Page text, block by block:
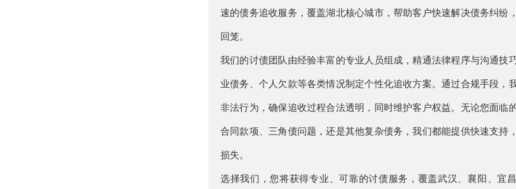
速的债务追收服务，覆盖湖北核心城市，帮助客户快速解决债务纠纷
回笼。
我们的讨债团队由经验丰富的专业人员组成，精通法律程序与沟通技
业债务、个人欠款等各类情况制定个性化追收方案。通过合规手段，
非法行为，确保追收过程合法透明，同时维护客户权益。无论您面临
合同款项、三角债问题，还是其他复杂债务，我们都能提供快速支持
损失。
选择我们，您将获得专业、可靠的讨债服务，覆盖武汉、襄阳、宜